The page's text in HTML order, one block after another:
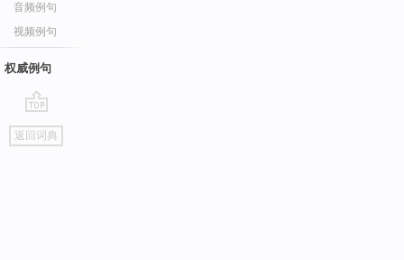
音频例句
视频例句
权威例句
go
top
返回词典